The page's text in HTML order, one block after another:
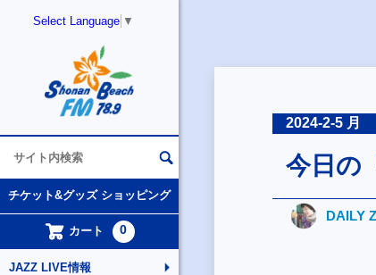
Select Language ▼
チケット&グッズ ショッピング
カート 0
JAZZ LIVE情報
2024-2-5 月
今日の
DAILY